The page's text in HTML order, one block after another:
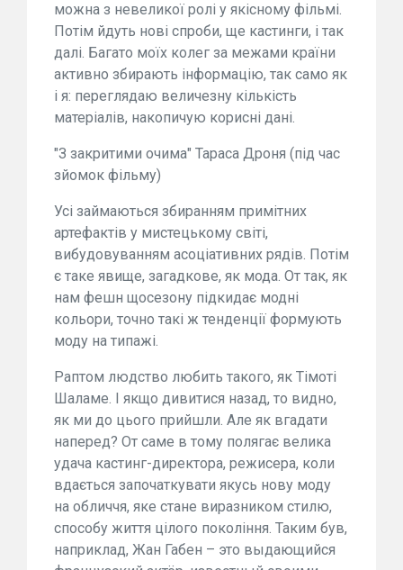
можна з невеликої ролі у якісному фільмі.
Потім йдуть нові спроби, ще кастинги, і так
далі. Багато моїх колег за межами країни
активно збирають інформацію, так само як
і я: переглядаю величезну кількість
матеріалів, накопичую корисні дані.
"З закритими очима" Тараса Дроня (під час
зйомок фільму)
Усі займаються збиранням примітних
артефактів у мистецькому світі,
вибудовуванням асоціативних рядів. Потім
є таке явище, загадкове, як мода. От так, як
нам фешн щосезону підкидає модні
кольори, точно такі ж тенденції формують
моду на типажі.
Раптом людство любить такого, як Тімоті
Шаламе. І якщо дивитися назад, то видно,
як ми до цього прийшли. Але як вгадати
наперед? От саме в тому полягає велика
удача кастинг-директора, режисера, коли
вдається започаткувати якусь нову моду
на обличчя, яке стане виразником стилю,
способу життя цілого покоління. Таким був,
наприклад, Жан Габен – это выдающийся